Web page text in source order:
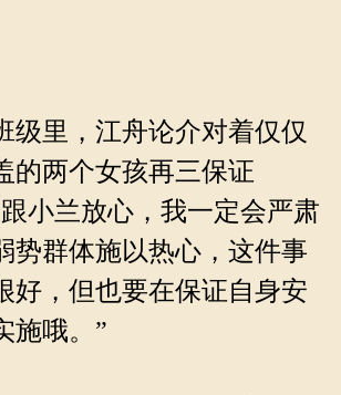
里，江舟论介对着仅仅
的两个女孩再三保证
小兰放心，我一定会严肃
势群体施以热心，这件事
好，但也要在保证自身安
施哦。”